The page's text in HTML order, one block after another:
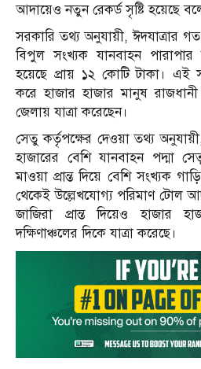
আদায়েও নতুন রেকর্ড সৃষ্টি হয়েছে
সরকারি তথ্য অনুযায়ী, ঈদযাত্রার
বিপুল সংখ্যক যানবাহন
হয়েছে প্রায় ১২ কোটি টাকা। এই
করে হাজার হাজার মানুষ রাজধানী
জেলায় যাত্রা করেছেন।
সেতু কর্তৃপক্ষের দেওয়া তথ্য
হাজারের বেশি যানবাহন পদ্মা
মাওয়া প্রান্ত দিয়ে বেশি সংখ্যক
থেকেই উল্লেখযোগ্য পরিমাণ টোল
জাজিরা প্রান্ত দিয়েও হাজার
দক্ষিণাঞ্চলের দিকে যাত্রা করেছে।